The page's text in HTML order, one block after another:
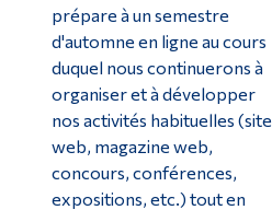
prépare à un semestre
d'automne en ligne au cours
duquel nous continuerons à
organiser et à développer
nos activités habituelles (site
web, magazine web,
concours, conférences,
expositions, etc.) tout en